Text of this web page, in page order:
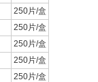
250片/盒
250片/盒
250片/盒
250片/盒
250片/盒